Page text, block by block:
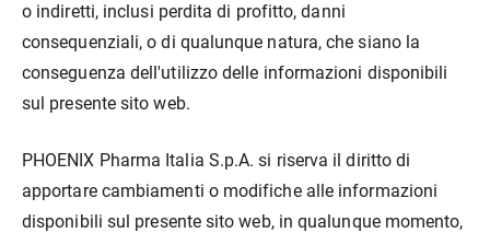
o indiretti, inclusi perdita di profitto, danni
consequenziali, o di qualunque natura, che siano la
conseguenza dell'utilizzo delle informazioni disponibili
sul presente sito web.
PHOENIX Pharma Italia S.p.A. si riserva il diritto di
apportare cambiamenti o modifiche alle informazioni
disponibili sul presente sito web, in qualunque momento,